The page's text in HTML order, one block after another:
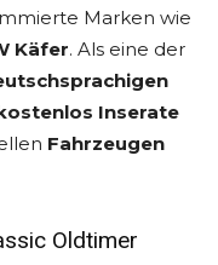
Marken wie
Käfer. Als eine der
Inserate
Fahrzeugen
Oldtimer